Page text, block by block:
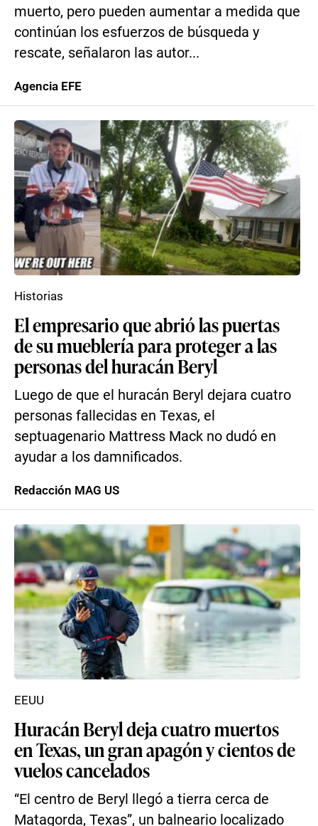
muerto, pero pueden aumentar a medida que
continúan los esfuerzos de búsqueda y
rescate, señalaron las autor...
Agencia EFE
El empresario que abrió las puertas
de su mueblería para proteger a las
personas del huracán Beryl
Luego de que el huracán Beryl dejara cuatro
personas fallecidas en Texas, el
septuagenario Mattress Mack no dudó en
ayudar a los damnificados.
Historias
Redacción MAG US
Huracán Beryl deja cuatro muertos
en Texas, un gran apagón y cientos de
vuelos cancelados
“El centro de Beryl llegó a tierra cerca de
Matagorda, Texas”, un balneario localizado
EEUU